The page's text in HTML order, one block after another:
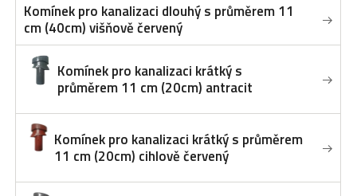
Komínek pro kanalizaci dlouhý s průměrem 11
cm (40cm) višňově červený
Komínek pro kanalizaci krátký s
průměrem 11 cm (20cm) antracit
Komínek pro kanalizaci krátký s průměrem
11 cm (20cm) cihlově červený